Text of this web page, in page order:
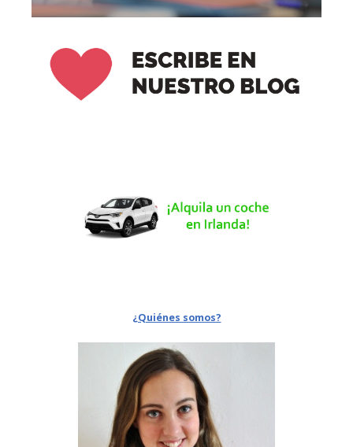
¿Quiénes somos?